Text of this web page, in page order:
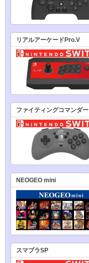
リアルアーケードPro.V
ファイティングコマンダー
NEOGEO mini
スマブラSP